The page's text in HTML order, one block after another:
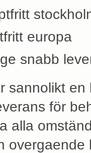
europa
snabb
sannolikt
för
alla